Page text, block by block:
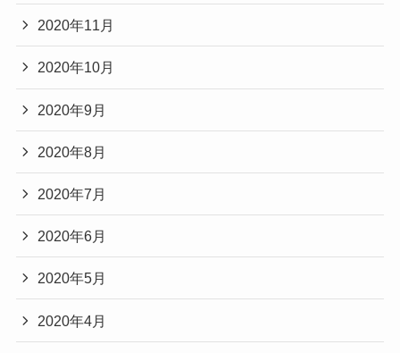
2020年11月
2020年10月
2020年9月
2020年8月
2020年7月
2020年6月
2020年5月
2020年4月